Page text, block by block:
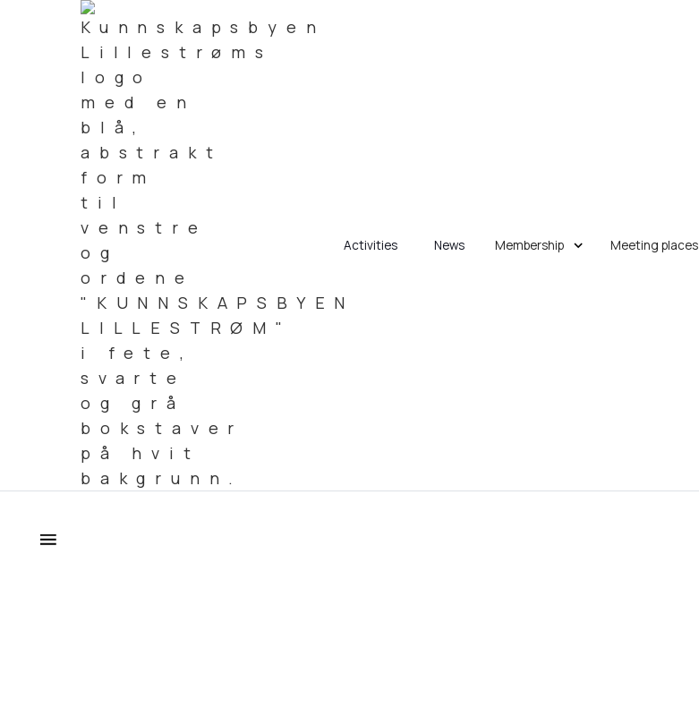
Activities News Membership Meeting places